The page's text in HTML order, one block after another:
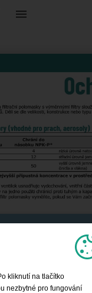
kliknutí na tlačítko
nezbytné pro fungování